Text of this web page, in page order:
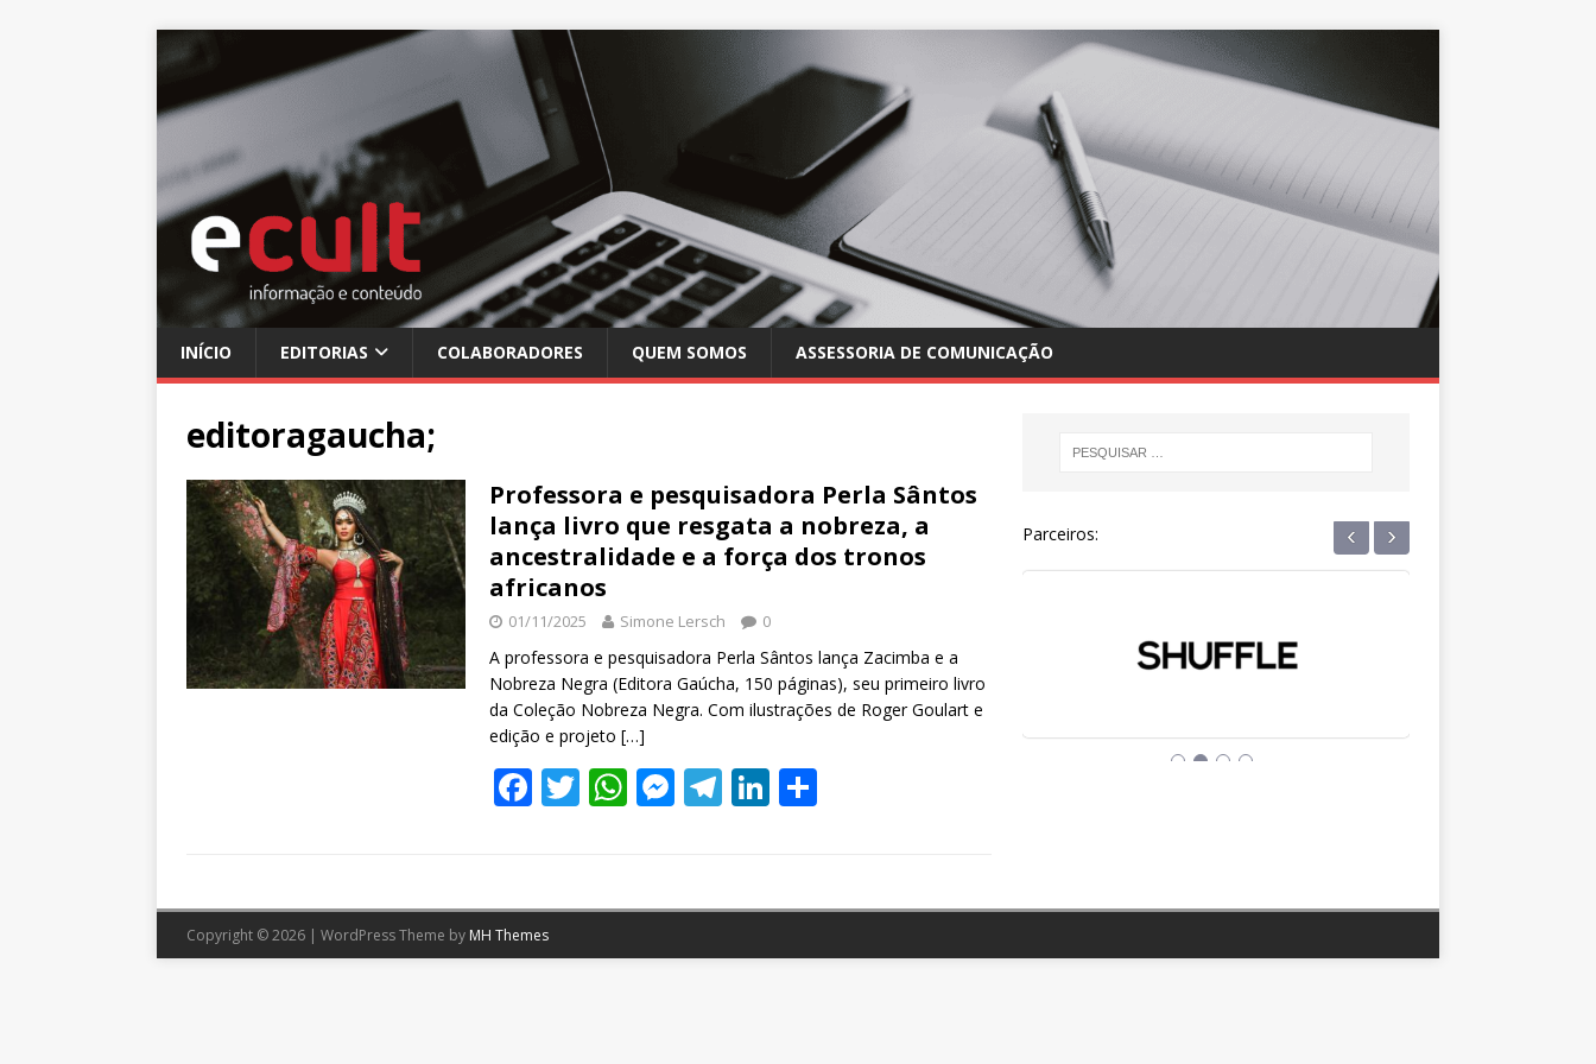
INÍCIO EDITORIAS COLABORADORES QUEM SOMOS ASSESSORIA DE COMUNICAÇÃO
editoragaucha;
Professora e pesquisadora Perla Sântos
lança livro que resgata a nobreza, a
ancestralidade e a força dos tronos
africanos
01/11/2025 Simone Lersch 0
A professora e pesquisadora Perla Sântos lança Zacimba e a
Nobreza Negra (Editora Gaúcha, 150 páginas), seu primeiro livro
da Coleção Nobreza Negra. Com ilustrações de Roger Goulart e
edição e projeto […]
F
ac
b
o
o
T
w
er
W
h
s
p
M
e
e
g
T
el
gr
m
Li
n
e
n
e
Parceiros: ‹ ›
Copyright © 2026 | WordPress Theme by MH Themes